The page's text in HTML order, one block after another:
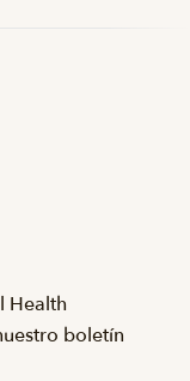
Health
boletín